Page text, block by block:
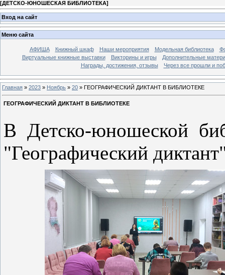
[ДЕТСКО-ЮНОШЕСКАЯ БИБЛИОТЕКА]
Вход на сайт
Меню сайта
АФИША Книжный шкаф Наши мероприятия Модельная библиотека
Виртуальные книжные выставки
Викторины и игры
Дополнительные
Награды, достижения, отзывы
Через все прошли и
Главная » 2023 » Ноябрь » 20 » ГЕОГРАФИЧЕСКИЙ ДИКТАНТ В БИБЛИОТЕКЕ
ГЕОГРАФИЧЕСКИЙ ДИКТАНТ В БИБЛИОТЕКЕ
В Детско-юношеской
"Географический